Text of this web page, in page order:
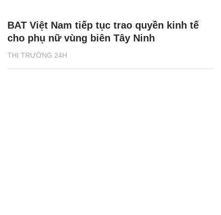
THỊ TRƯỜNG 24H
BAT Việt Nam tiếp tục trao quyền kinh tế
cho phụ nữ vùng biên Tây Ninh